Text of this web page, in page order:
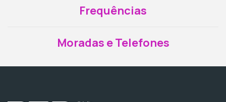
Frequências
Moradas e Telefones